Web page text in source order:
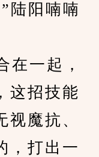
阳喃喃
一起，
这招技能
魔抗、
，打出一